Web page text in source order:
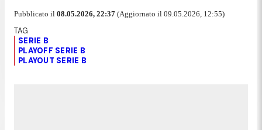
Pubblicato il 08.05.2026, 22:37 (Aggiornato il 09.05.2026, 12:55)
SERIE B
PLAYOFF SERIE B
PLAYOUT SERIE B